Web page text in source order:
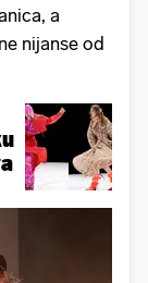
a
nijanse od